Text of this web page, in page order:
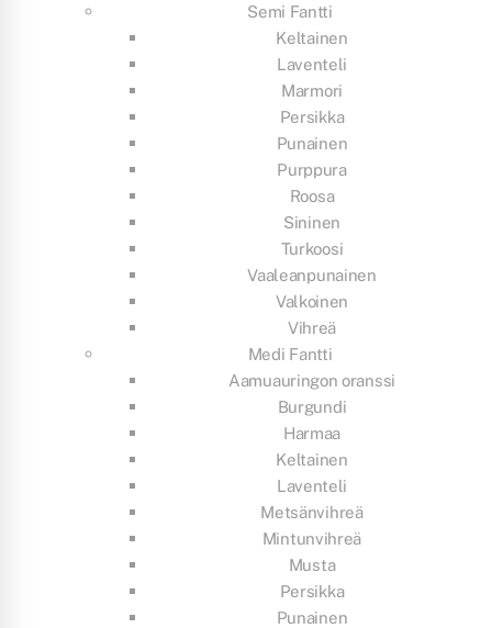
Semi Fantti
Keltainen
Laventeli
Marmori
Persikka
Punainen
Purppura
Roosa
Sininen
Turkoosi
Vaaleanpunainen
Valkoinen
Vihreä
Medi Fantti
Aamuauringon oranssi
Burgundi
Harmaa
Keltainen
Laventeli
Metsänvihreä
Mintunvihreä
Musta
Persikka
Punainen